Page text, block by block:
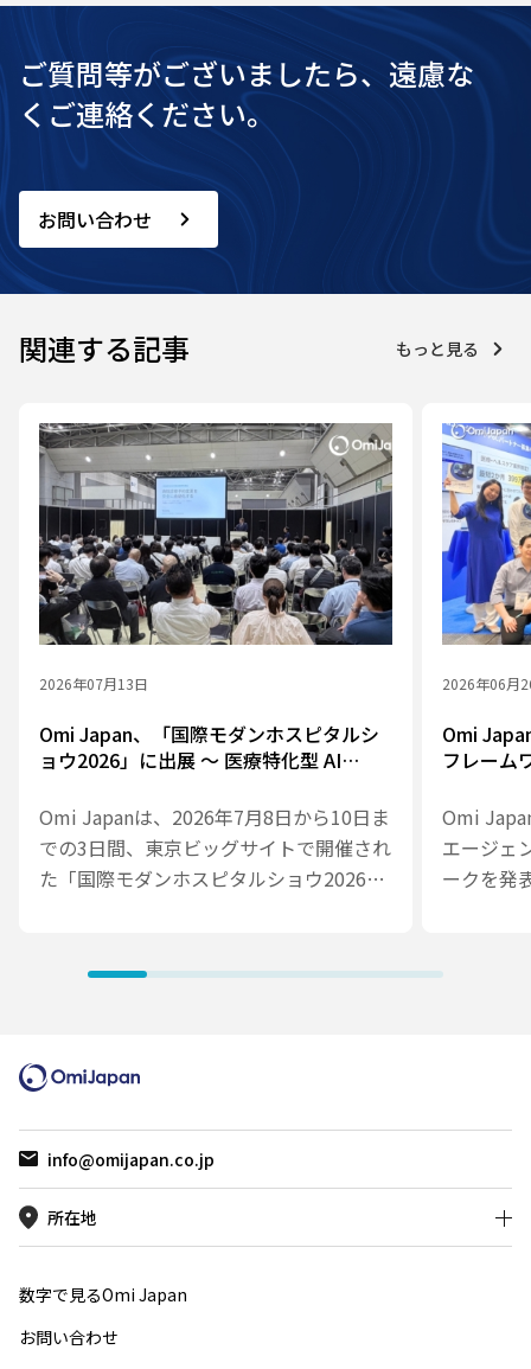
ご質問等がございましたら、遠慮な
くご連絡ください。
お問い合わせ
関連する記事 もっと見る
2026年07月13日
Omi Japan、「国際モダンホスピタルシ
ョウ2026」に出展 ～ 医療特化型 AI
800名超が来場
Omi Japanは、2026年7月8日から10日ま
での3日間、東京ビッグサイトで開催され
た「国際モダンホスピタルショウ2026」
紹介し、Omi Japan × Accela ブースお
2026年06月
Omi
フレーム
「
Omi
エージェ
ークを発
モダンホ
フレーム
に、
です。
info@omijapan.co.jp
所在地
数字で見るOmi Japan
お問い合わせ